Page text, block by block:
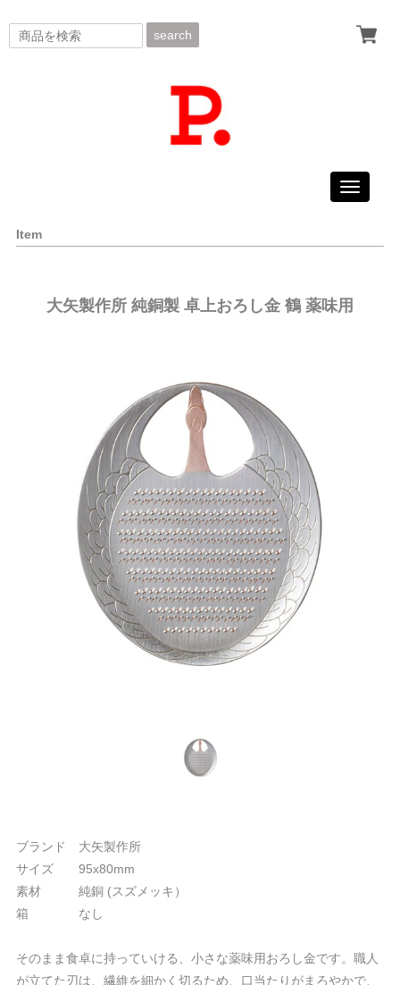
search
Toggle
Item
大矢製作所 純銅製 卓上おろし金 鶴 薬味用
ブランド 大矢製作所
サイズ 95x80mm
素材 純銅 (スズメッキ）
箱 なし
そのまま食卓に持っていける、小さな薬味用おろし金です。職人
が立てた刃は、繊維を細かく切るため、口当たりがまろやかで、